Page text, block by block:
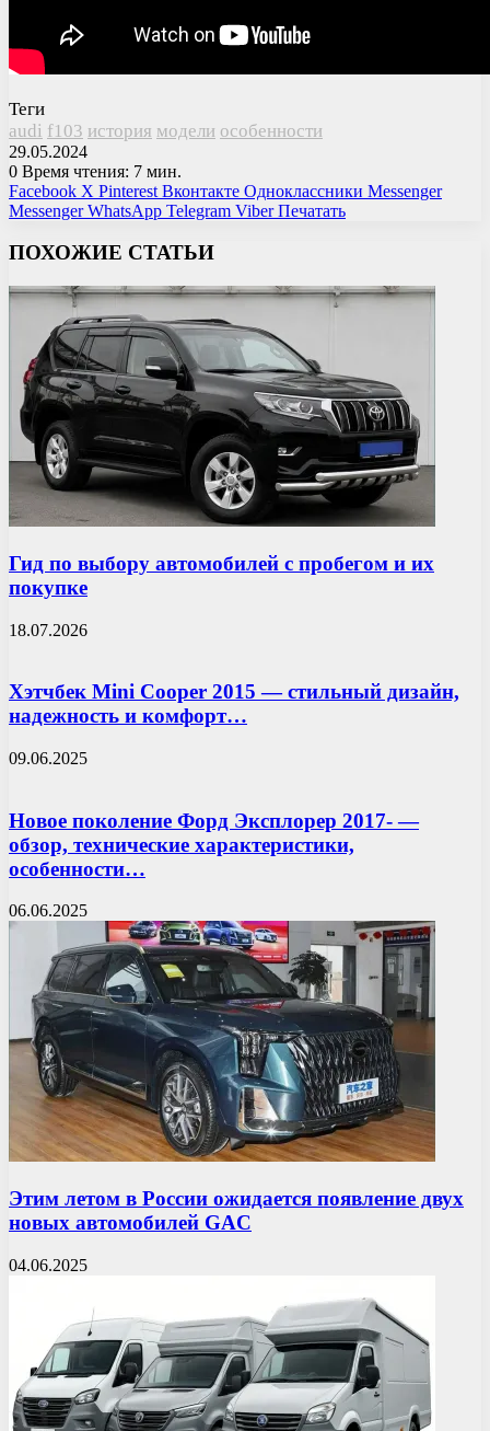
Теги
audi f103 история модели особенности
29.05.2024
0 Время чтения: 7 мин.
Facebook X Pinterest Вконтакте Одноклассники Messenger
Messenger WhatsApp Telegram Viber Печатать
ПОХОЖИЕ СТАТЬИ
Гид по выбору автомобилей с пробегом и их
покупке
18.07.2026
Хэтчбек Mini Cooper 2015 — стильный дизайн,
надежность и комфорт…
09.06.2025
Новое поколение Форд Эксплорер 2017- —
обзор, технические характеристики,
особенности…
06.06.2025
Этим летом в России ожидается появление двух
новых автомобилей GAC
04.06.2025